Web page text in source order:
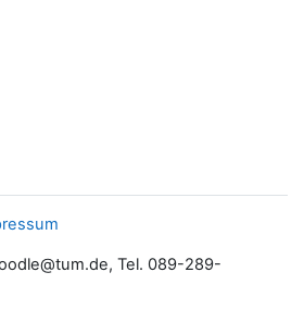
Tel. 089-289-